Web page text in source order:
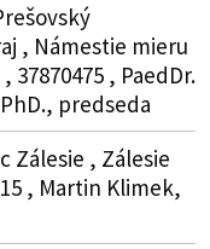
, Námestie mieru
37870475 , PaedDr.
predseda
Zálesie , Zálesie
, Martin Klimek,